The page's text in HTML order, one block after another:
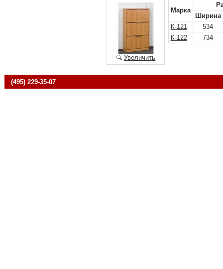
Увеличить
Марка
Ширина
К-121
534
К-122
734
(495) 229-35-07